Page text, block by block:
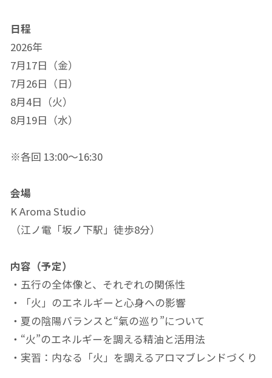
日程
2026年
7月17日（金）
7月26日（日）
8月4日（火）
8月19日（水）
※各回 13:00〜16:30
会場
K Aroma Studio
（江ノ電「坂ノ下駅」徒歩8分）
内容（予定）
・五行の全体像と、それぞれの関係性
・「火」のエネルギーと心身への影響
・夏の陰陽バランスと“氣の巡り”について
・“火”のエネルギーを調える精油と活用法
・実習：内なる「火」を調えるアロマブレンドづくり